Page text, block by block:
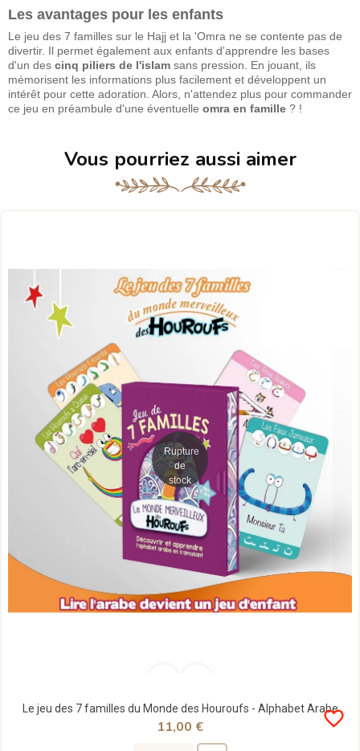
Les avantages pour les enfants
Le jeu des 7 familles sur le Hajj et la 'Omra ne se contente pas de
divertir. Il permet également aux enfants d'apprendre les bases
d'un des cinq piliers de l'islam sans pression. En jouant, ils
mémorisent les informations plus facilement et développent un
intérêt pour cette adoration. Alors, n'attendez plus pour commander
ce jeu en préambule d'une éventuelle omra en famille ? !
Vous pourriez aussi aimer
Rupture
de
stock
Le jeu des 7 familles du Monde des Houroufs - Alphabet Arabe
favorite_border
11,00 €